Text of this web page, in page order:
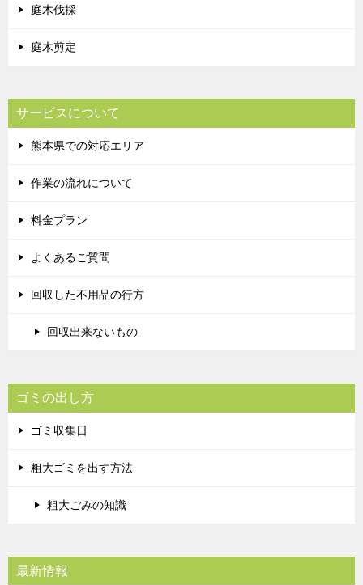
庭木伐採
庭木剪定
サービスについて
熊本県での対応エリア
作業の流れについて
料金プラン
よくあるご質問
回収した不用品の行方
回収出来ないもの
ゴミの出し方
ゴミ収集日
粗大ゴミを出す方法
粗大ごみの知識
最新情報